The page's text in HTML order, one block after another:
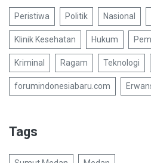
Peristiwa Politik Nasional
Klinik Kesehatan Hukum
Kriminal Ragam Teknologi
forumindonesiabaru.com
Tags